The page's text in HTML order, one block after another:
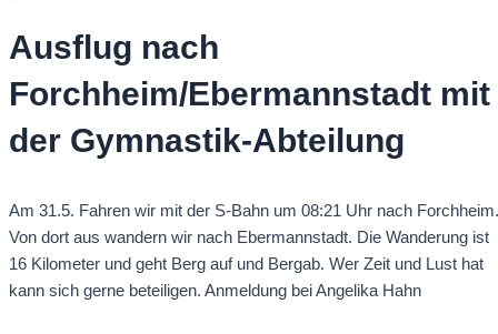
Ausflug nach
Forchheim/Ebermannstadt mit
der Gymnastik-Abteilung
Am 31.5. Fahren wir mit der S-Bahn um 08:21 Uhr nach Forchheim.
Von dort aus wandern wir nach Ebermannstadt. Die Wanderung ist
16 Kilometer und geht Berg auf und Bergab. Wer Zeit und Lust hat
kann sich gerne beteiligen. Anmeldung bei Angelika Hahn